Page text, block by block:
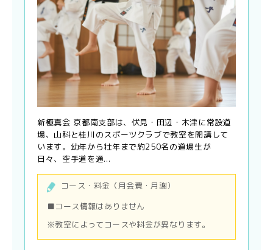
新極真会 京都南支部は、伏見・田辺・木津に常設道
場、山科と桂川のスポーツクラブで教室を開講して
います。幼年から壮年まで約250名の道場生が
日々、空手道を通...
コース・料金（月会費・月謝）
■コース情報はありません
※教室によってコースや料金が異なります。